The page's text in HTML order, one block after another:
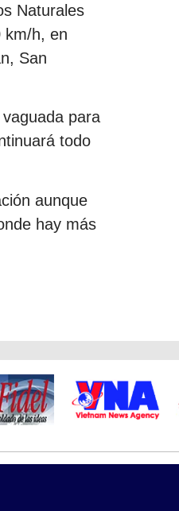
Naturales
km/h, en
San
para
todo
aunque
hay más